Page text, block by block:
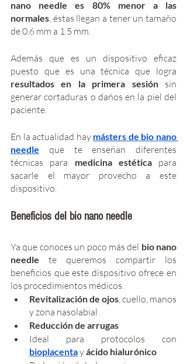
nano needle es 80% menor a las
normales , éstas llegan a tener un tamaño
de 0.6 mm a 1.5 mm.
Además que es un dispositivo eficaz
resultados en la primera sesión sin
generar cortaduras o daños en la piel del
paciente.
En la actualidad hay másters de bio nano
needle que te enseñan diferentes
técnicas para
medicina estética para
sacarle el mayor provecho a este
dispositivo.
Beneficios del bio nano needle
Ya que conoces un poco más del bio nano
needle te queremos compartir los
beneficios que este dispositivo ofrece en
los procedimientos médicos.
Revitalización de ojos , cuello, manos
y zona nasolabial
Reducción de arrugas
bioplacenta y ácido hialurónico